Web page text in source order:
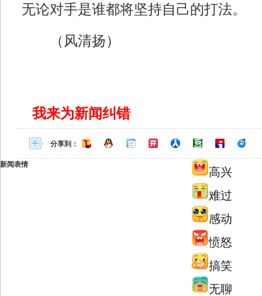
无论对手是谁都将坚持自己的打法。
（风清扬）
我来为新闻纠错
分享到：
新闻表情
高兴
难过
感动
愤怒
搞笑
无聊